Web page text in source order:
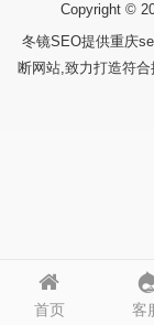
首页 客
Copyright ©
冬镜SEO提供重庆
断网站,致力打造符